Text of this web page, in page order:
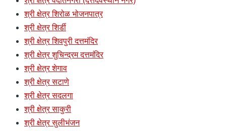
श्री क्षेत्र शिरोळ भोजनपात्र
श्री क्षेत्र शिर्डी
श्री क्षेत्र शिवपुरी दत्तमंदिर
श्री क्षेत्र शुचिन्द्रम दत्तमंदिर
श्री क्षेत्र शेगाव
श्री क्षेत्र सटाणे
श्री क्षेत्र सदलगा
श्री क्षेत्र साकुरी
श्री क्षेत्र सुलीभंजन